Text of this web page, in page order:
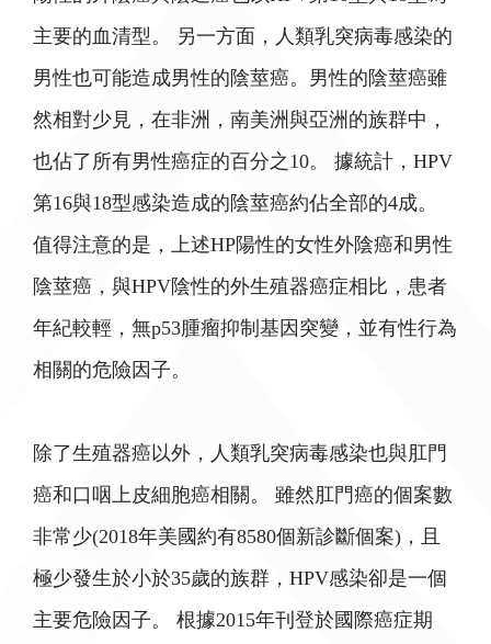
主要的血清型。 另一方面，人類乳突病毒感染的
男性也可能造成男性的陰莖癌。男性的陰莖癌雖
然相對少見，在非洲，南美洲與亞洲的族群中，
也佔了所有男性癌症的百分之10。 據統計，HPV
第16與18型感染造成的陰莖癌約佔全部的4成。
值得注意的是，上述HP陽性的女性外陰癌和男性
陰莖癌，與HPV陰性的外生殖器癌症相比，患者
年紀較輕，無p53腫瘤抑制基因突變，並有性行為
相關的危險因子。
除了生殖器癌以外，人類乳突病毒感染也與肛門
癌和口咽上皮細胞癌相關。 雖然肛門癌的個案數
非常少(2018年美國約有8580個新診斷個案)，且
極少發生於小於35歲的族群，HPV感染卻是一個
主要危險因子。 根據2015年刊登於國際癌症期